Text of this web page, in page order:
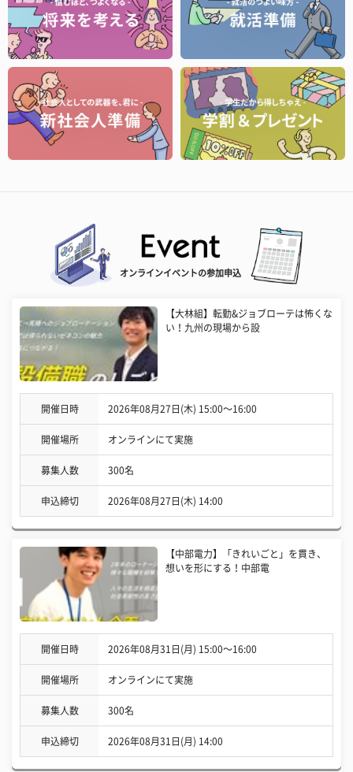
オンラインイベントの参加申込
【大林組】転勤&ジョブローテは怖くな
い！九州の現場から設
開催日時 2026年08月27日(木) 15:00〜16:00
開催場所 オンラインにて実施
募集人数 300名
申込締切 2026年08月27日(木) 14:00
【中部電力】「きれいごと」を貫き、
想いを形にする！中部電
開催日時 2026年08月31日(月) 15:00〜16:00
開催場所 オンラインにて実施
募集人数 300名
申込締切 2026年08月31日(月) 14:00